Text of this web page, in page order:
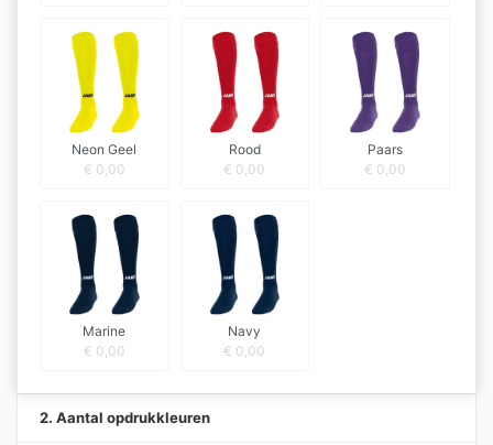
Neon Geel
€ 0,00
Rood
€ 0,00
Paars
€ 0,00
Marine
€ 0,00
Navy
€ 0,00
2. Aantal opdrukkleuren